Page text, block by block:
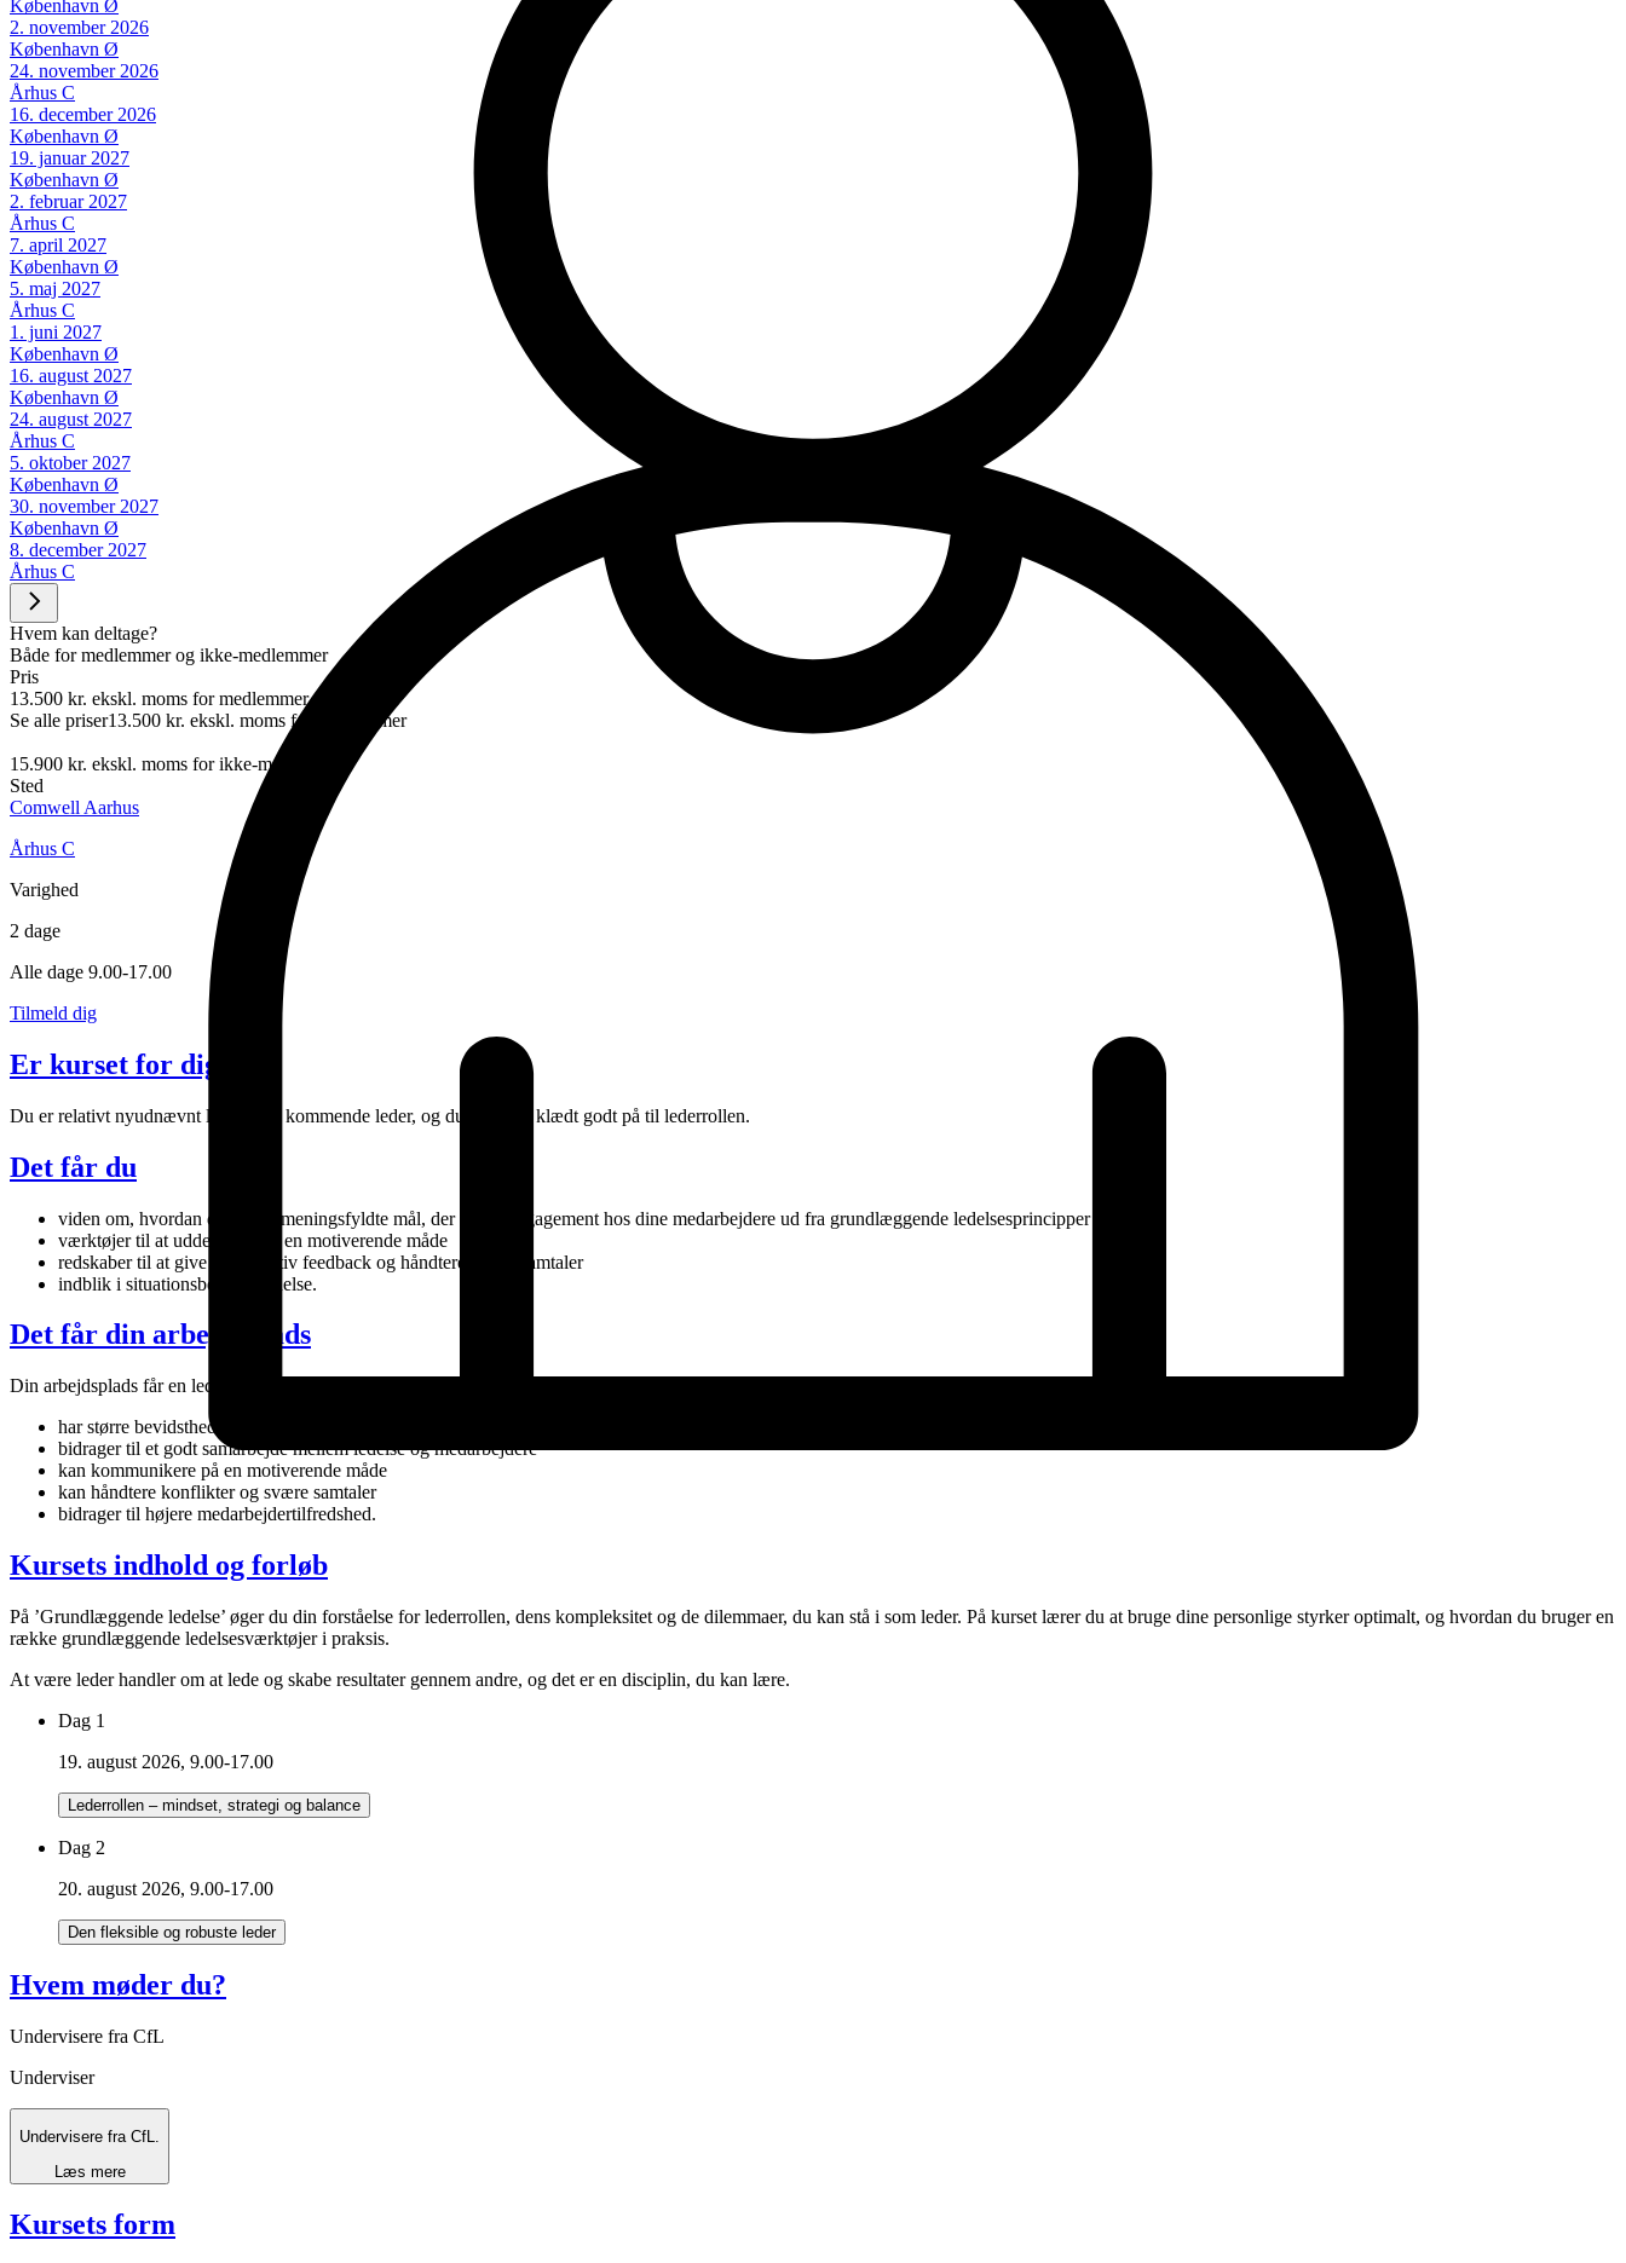
København Ø
2. november 2026
København Ø
24. november 2026
Århus C
16. december 2026
København Ø
19. januar 2027
København Ø
2. februar 2027
Århus C
7. april 2027
København Ø
5. maj 2027
Århus C
1. juni 2027
København Ø
16. august 2027
København Ø
24. august 2027
Århus C
5. oktober 2027
København Ø
30. november 2027
København Ø
8. december 2027
Århus C
Hvem kan deltage?
Både for medlemmer og ikke-medlemmer
Pris
13.500 kr. ekskl. moms for medlemmer
Se alle priser13.500 kr. ekskl. moms for medlemmer
15.900 kr. ekskl. moms for ikke-medlemmer
Sted
Comwell Aarhus
Århus C
Varighed
2 dage
Alle dage 9.00-17.00
Tilmeld dig
Er kurset for dig?
Du er relativt nyudnævnt leder eller kommende leder, og du vil være klædt godt på til lederrollen.
Det får du
viden om, hvordan du sætter meningsfyldte mål, der sikrer engagement hos dine medarbejdere ud fra grundlæggende ledelsesprincipper
værktøjer til at uddelegere på en motiverende måde
redskaber til at give konstruktiv feedback og håndtere svære samtaler
indblik i situationsbestemt ledelse.
Det får din arbejdsplads
Din arbejdsplads får en leder, der
har større bevidsthed om sin lederrolle og redskaber til at udfylde den
bidrager til et godt samarbejde mellem ledelse og medarbejdere
kan kommunikere på en motiverende måde
kan håndtere konflikter og svære samtaler
bidrager til højere medarbejdertilfredshed.
Kursets indhold og forløb
På ’Grundlæggende ledelse’ øger du din forståelse for lederrollen, dens kompleksitet og de dilemmaer, du kan stå i som leder. På kurset lærer du at bruge dine personlige styrker optimalt, og hvordan du bruger en
række grundlæggende ledelsesværktøjer i praksis.
At være leder handler om at lede og skabe resultater gennem andre, og det er en disciplin, du kan lære.
Dag 1
19. august 2026, 9.00-17.00
Lederrollen – mindset, strategi og balance
Dag 2
20. august 2026, 9.00-17.00
Den fleksible og robuste leder
Hvem møder du?
Undervisere fra CfL
Underviser
Undervisere fra CfL.
Læs mere
Kursets form